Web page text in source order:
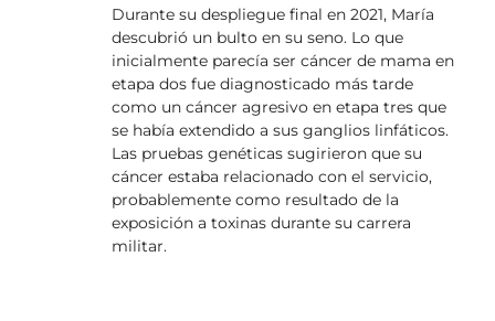
Durante su despliegue final en 2021, María
descubrió un bulto en su seno. Lo que
inicialmente parecía ser cáncer de mama en
etapa dos fue diagnosticado más tarde
como un cáncer agresivo en etapa tres que
se había extendido a sus ganglios linfáticos.
Las pruebas genéticas sugirieron que su
cáncer estaba relacionado con el servicio,
probablemente como resultado de la
exposición a toxinas durante su carrera
militar.